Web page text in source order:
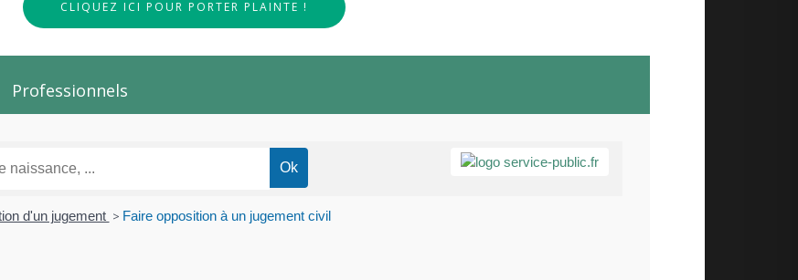
CLIQUEZ ICI POUR PORTER PLAINTE !
Professionnels
d'un jugement > Faire opposition à un jugement civil